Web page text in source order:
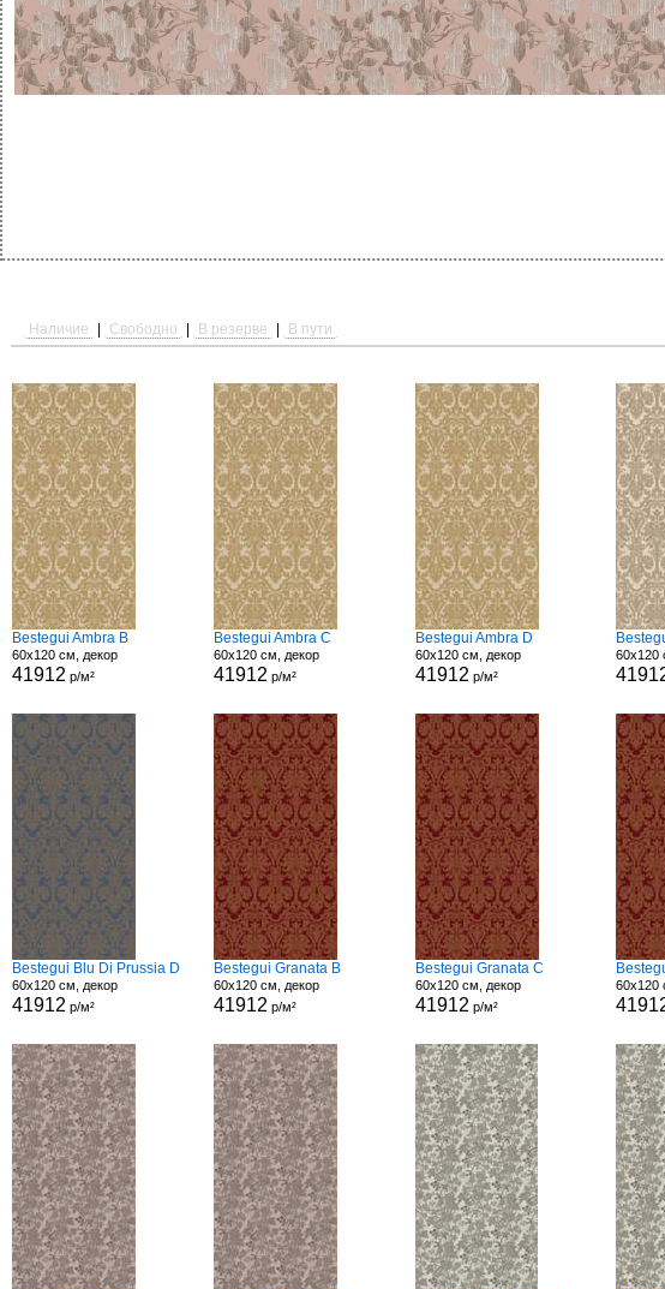
Наличие Свободно В резерве В пути
Bestegui Ambra B
60x120 см, декор
41912 р/м²
Bestegui Ambra C
60x120 см, декор
41912 р/м²
Bestegui Ambra D
60x120 см, декор
41912 р/м²
60x120
Bestegui Blu Di Prussia D
60x120 см, декор
41912 р/м²
Bestegui Granata B
60x120 см, декор
41912 р/м²
Bestegui Granata C
60x120 см, декор
41912 р/м²
60x120